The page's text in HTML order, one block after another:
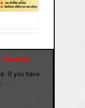
Themse
If you have